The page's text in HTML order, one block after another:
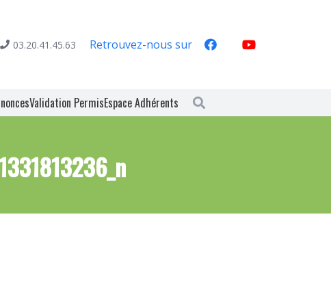
03.20.41.45.63 Retrouvez-nous sur
Validation PermisEspace Adhérents